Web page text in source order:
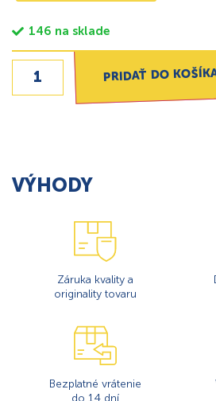
146 na sklade
PRIDAŤ DO
VÝHODY
Záruka kvality a
originality tovaru
Bezplatné vrátenie